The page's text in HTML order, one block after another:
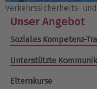
Verkehrssicherheits-
Unser Angebot
Soziales Kompetenz-
Unterstützte
Elternkurse